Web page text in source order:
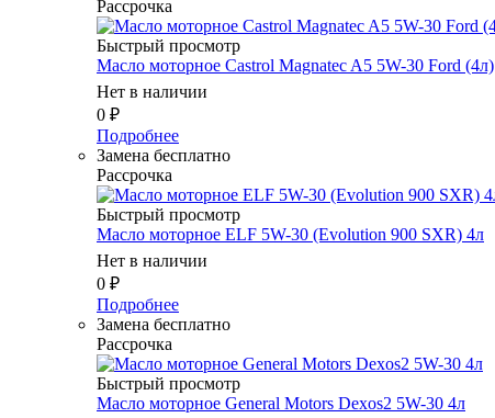
Рассрочка
Быстрый просмотр
Масло мотоpное Castrol Magnatec A5 5W-30 Ford (4л)
Нет в наличии
0 ₽
Подробнее
Замена бесплатно
Рассрочка
Быстрый просмотр
Масло мотоpное ELF 5W-30 (Evolution 900 SXR) 4л
Нет в наличии
0 ₽
Подробнее
Замена бесплатно
Рассрочка
Быстрый просмотр
Масло мотоpное General Motors Dexos2 5W-30 4л